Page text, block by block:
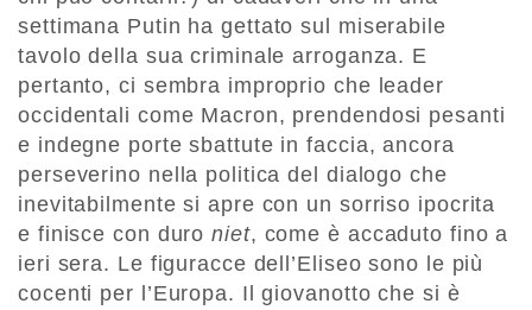
settimana Putin ha gettato sul miserabile
tavolo della sua criminale arroganza. E
pertanto, ci sembra improprio che leader
occidentali come Macron, prendendosi pesanti
e indegne porte sbattute in faccia, ancora
perseverino nella politica del dialogo che
inevitabilmente si apre con un sorriso ipocrita
e finisce con duroniet, come è accaduto fino a
ieri sera. Le figuracce dell’Eliseo sono le più
cocenti per l’Europa. Il giovanotto che si è